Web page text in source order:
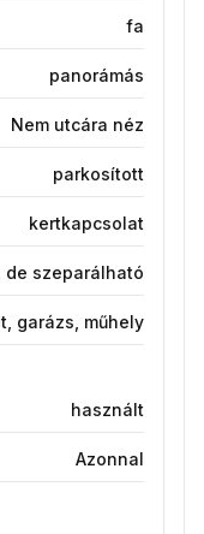
fa
panorámás
Nem utcára néz
parkosított
kertkapcsolat
de szeparálható
garázs, műhely
használt
Azonnal